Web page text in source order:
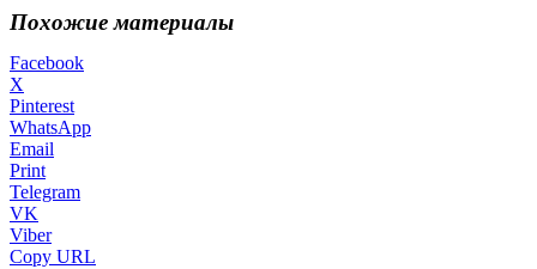
Похожие материалы
Facebook
X
Pinterest
WhatsApp
Email
Print
Telegram
VK
Viber
Copy URL